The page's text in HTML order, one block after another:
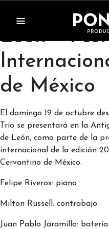
Felipe
León –
de México
El domingo 19 de octubre
Trío se presentará en la
de León, como parte de la
internacional de la edición
Cervantino de México.
Felipe Riveros: piano
Milton Russell: contrabajo
Juan Pablo Jaramillo: batería